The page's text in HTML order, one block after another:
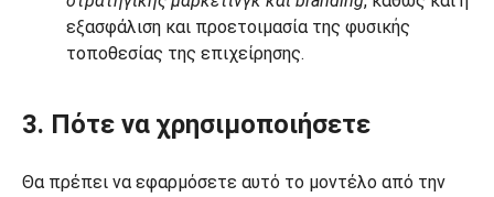
εξασφάλιση και προετοιμασία της φυσικής
τοποθεσίας της επιχείρησης.
3. Πότε να χρησιμοποιήσετε
Θα πρέπει να εφαρμόσετε αυτό το μοντέλο από την